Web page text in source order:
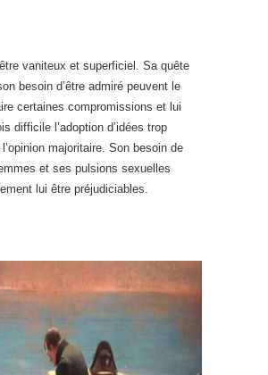
être vaniteux et superficiel. Sa quête
besoin d’être admiré peuvent le
certaines compromissions et lui
difficile l’adoption d’idées trop
majoritaire. Son besoin de
et ses pulsions sexuelles
lui être préjudiciables.